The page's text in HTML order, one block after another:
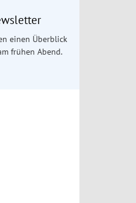
einen Überblick
frühen Abend.